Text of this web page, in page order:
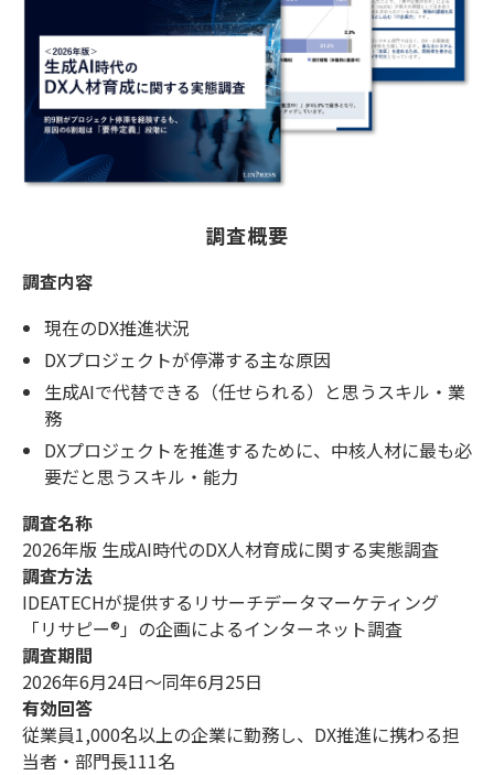
調査概要
調査内容
現在のDX推進状況
DXプロジェクトが停滞する主な原因
生成AIで代替できる（任せられる）と思うスキル・業
務
DXプロジェクトを推進するために、中核人材に最も必
要だと思うスキル・能力
調査名称
2026年版 生成AI時代のDX人材育成に関する実態調査
調査方法
IDEATECHが提供するリサーチデータマーケティング
「リサピー®︎」の企画によるインターネット調査
調査期間
2026年6月24日〜同年6月25日
有効回答
従業員1,000名以上の企業に勤務し、DX推進に携わる担
当者・部門長111名